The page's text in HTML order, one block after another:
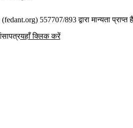
557707/893 द्वारा मान्यता प्राप्त है
यहाँ क्लिक करें